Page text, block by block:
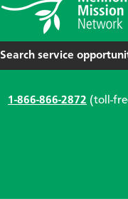
Search service
1-866-866-2872 (toll-